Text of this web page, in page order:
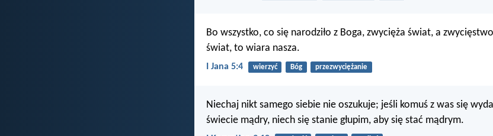
Bo wszystko, co się narodziło z Boga, zwycięża świat, a
świat, to wiara nasza.
I Jana 5:4 wierzyć Bóg przezwyciężanie
Niechaj nikt samego siebie nie oszukuje; jeśli komuś z was się
świecie mądry, niech się stanie głupim, aby się stać mądrym.